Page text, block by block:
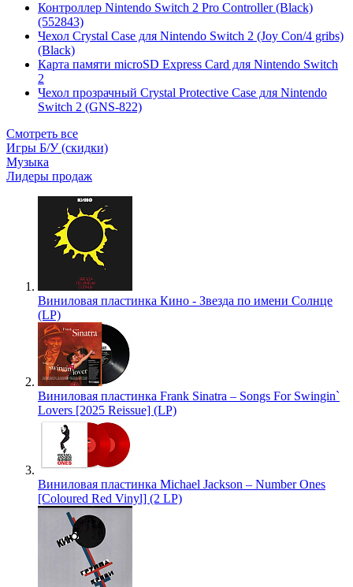
Контроллер Nintendo Switch 2 Pro Controller (Black)
(552843)
Чехол Сrystal Сase для Nintendo Switch 2 (Joy Con/4 gribs)
(Black)
Карта памяти microSD Express Card для Nintendo Switch
2
Чехол прозрачный Crystal Protective Case для Nintendo
Switch 2 (GNS-822)
Смотреть все
Игры Б/У (скидки)
Музыка
Лидеры продаж
Виниловая пластинка Кино - Звезда по имени Солнце
(LP)
Виниловая пластинка Frank Sinatra – Songs For Swingin`
Lovers [2025 Reissue] (LP)
Виниловая пластинка Michael Jackson – Number Ones
[Coloured Red Vinyl] (2 LP)